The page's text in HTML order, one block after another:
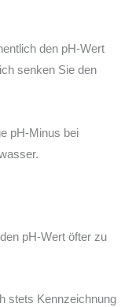
den pH-Wert
senken Sie den
pH-Minus bei
pH-Wert öfter zu
stets Kennzeichnung